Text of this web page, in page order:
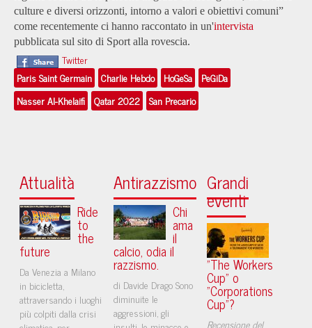
culture e diversi orizzonti, intorno a valori e obiettivi comuni”
come recentemente ci hanno raccontato in un'intervista
pubblicata sul sito di Sport alla rovescia.
Twitter
Paris Saint Germain Charlie Hebdo HoGeSa
PeGiDa
Nasser Al-Khelaifi Qatar 2022 San Precario
Attualità
Ride
to
the
future
Da Venezia a Milano
in bicicletta,
attraversando i luoghi
più colpiti dalla crisi
Antirazzismo
Chi
ama
il
calcio, odia il
razzismo.
di Davide Drago Sono
diminuite le
aggressioni, gli
Grandi
eventi
"The Workers
Cup" o
"Corporations
Cup"?
Recensione del